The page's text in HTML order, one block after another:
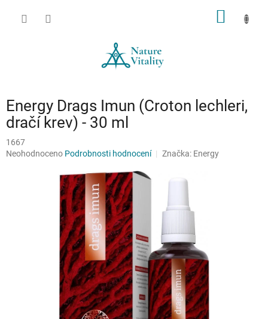
Energy Drags Imun (Croton lechleri,
dračí krev) - 30 ml
1667
Průměrné
Neohodnoceno Podrobnosti hodnocení Značka: Energy